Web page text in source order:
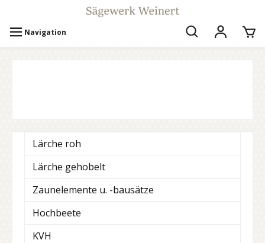
Navigation
Lärche roh
Lärche gehobelt
Zaunelemente u. -bausätze
Hochbeete
KVH